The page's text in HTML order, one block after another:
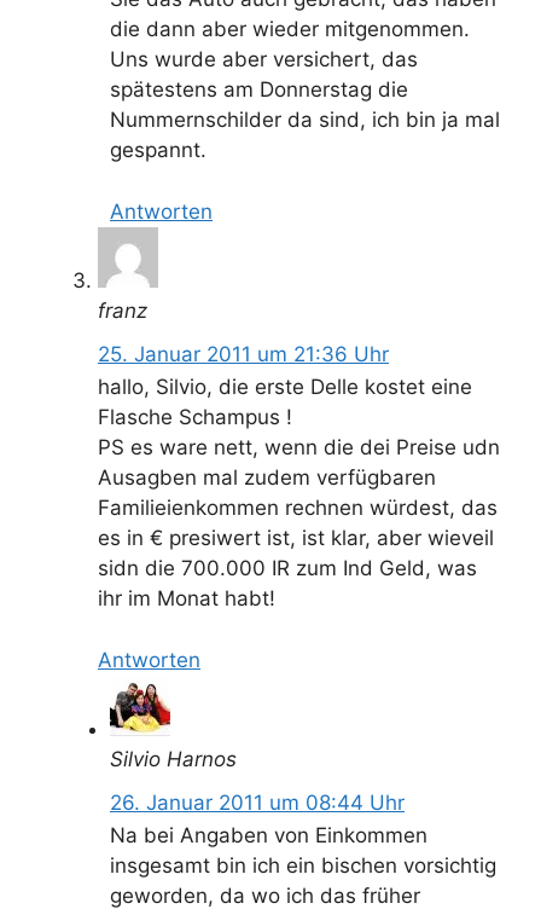
die dann aber wieder mitgenommen.
Uns wurde aber versichert, das
spätestens am Donnerstag die
Nummernschilder da sind, ich bin ja mal
gespannt.
Antworten
franz
25. Januar 2011 um 21:36 Uhr
hallo, Silvio, die erste Delle kostet eine
Flasche Schampus !
PS es ware nett, wenn die dei Preise udn
Ausagben mal zudem verfügbaren
Familieienkommen rechnen würdest, das
es in € presiwert ist, ist klar, aber wieveil
sidn die 700.000 IR zum Ind Geld, was
ihr im Monat habt!
Antworten
Silvio Harnos
26. Januar 2011 um 08:44 Uhr
Na bei Angaben von Einkommen
insgesamt bin ich ein bischen vorsichtig
geworden, da wo ich das früher